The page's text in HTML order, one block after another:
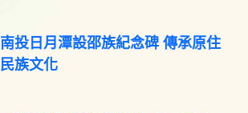
南投日月潭設邵族紀念碑 傳承原住
民族文化